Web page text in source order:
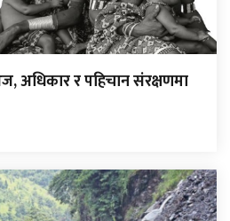
अधिकार र पहिचान संरक्षणमा